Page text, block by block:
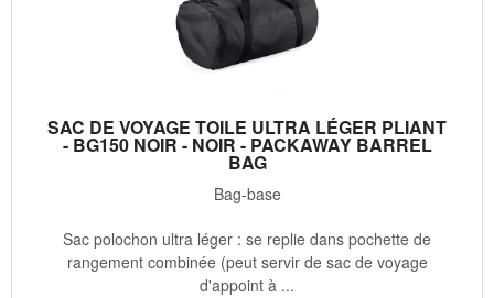
SAC DE VOYAGE TOILE ULTRA LÉGER PLIANT
- BG150 NOIR - NOIR - PACKAWAY BARREL
BAG
Bag-base
Sac polochon ultra léger : se replie dans pochette de
rangement combinée (peut servir de sac de voyage
d'appoint à ...